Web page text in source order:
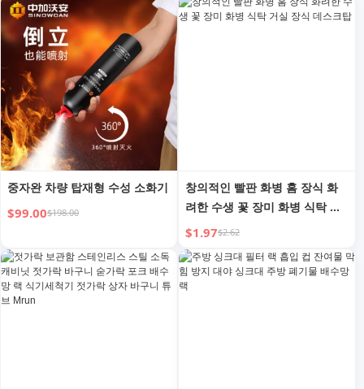
중자완 차량 탑재형 수성 소화기
$99.00$198.00
창의적인 빨판 화병 홈 장식 화
려한 수생 꽃 장미 화병 식탁 거
실 장식 데스크탑
$1.97$2.62